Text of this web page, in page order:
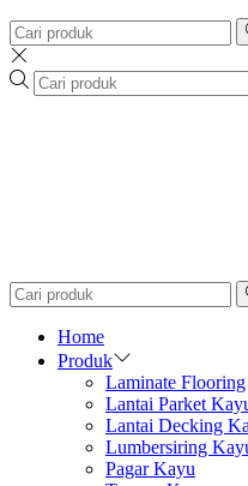
Home
Produk
Laminate Flooring
Lantai Parket
Lantai Decking
Lumbersiring
Pagar Kayu